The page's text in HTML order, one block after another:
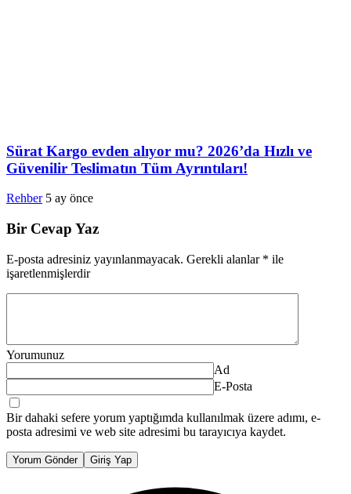
Sürat Kargo evden alıyor mu? 2026’da Hızlı ve
Güvenilir Teslimatın Tüm Ayrıntıları!
Rehber 5 ay önce
Bir Cevap Yaz
E-posta adresiniz yayınlanmayacak. Gerekli alanlar * ile
işaretlenmişlerdir
Yorumunuz
Ad
E-Posta
Bir dahaki sefere yorum yaptığımda kullanılmak üzere adımı, e-
posta adresimi ve web site adresimi bu tarayıcıya kaydet.
Yorum Gönder Giriş Yap